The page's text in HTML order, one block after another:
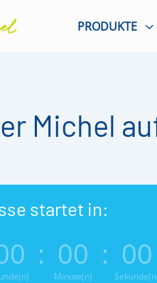
3
PRODUKTE
Michel
startet in:
: 00
Minute(n)
: 00